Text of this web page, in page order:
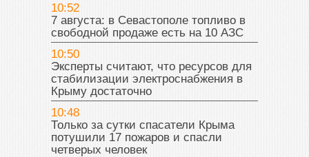
10:52
7 августа: в Севастополе топливо в
свободной продаже есть на 10 АЗС
10:50
Эксперты считают, что ресурсов для
стабилизации электроснабжения в
Крыму достаточно
10:48
Только за сутки спасатели Крыма
потушили 17 пожаров и спасли
четверых человек